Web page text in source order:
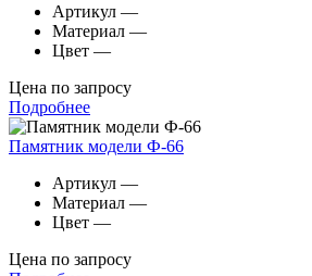
Артикул —
Материал —
Цвет —
Цена по запросу
Подробнее
Памятник модели Ф-66
Артикул —
Материал —
Цвет —
Цена по запросу